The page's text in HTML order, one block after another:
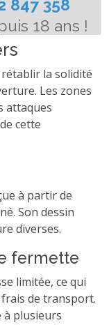
la solidité
Les zones
attaques
cette
à partir de
Son dessin
diverses.
fermette
limitée, ce qui
de transport.
à plusieurs